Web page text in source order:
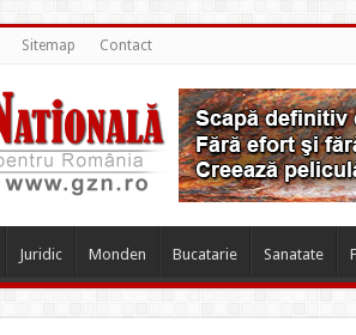
Sitemap Contact
Juridic Monden Bucatarie Sanatate